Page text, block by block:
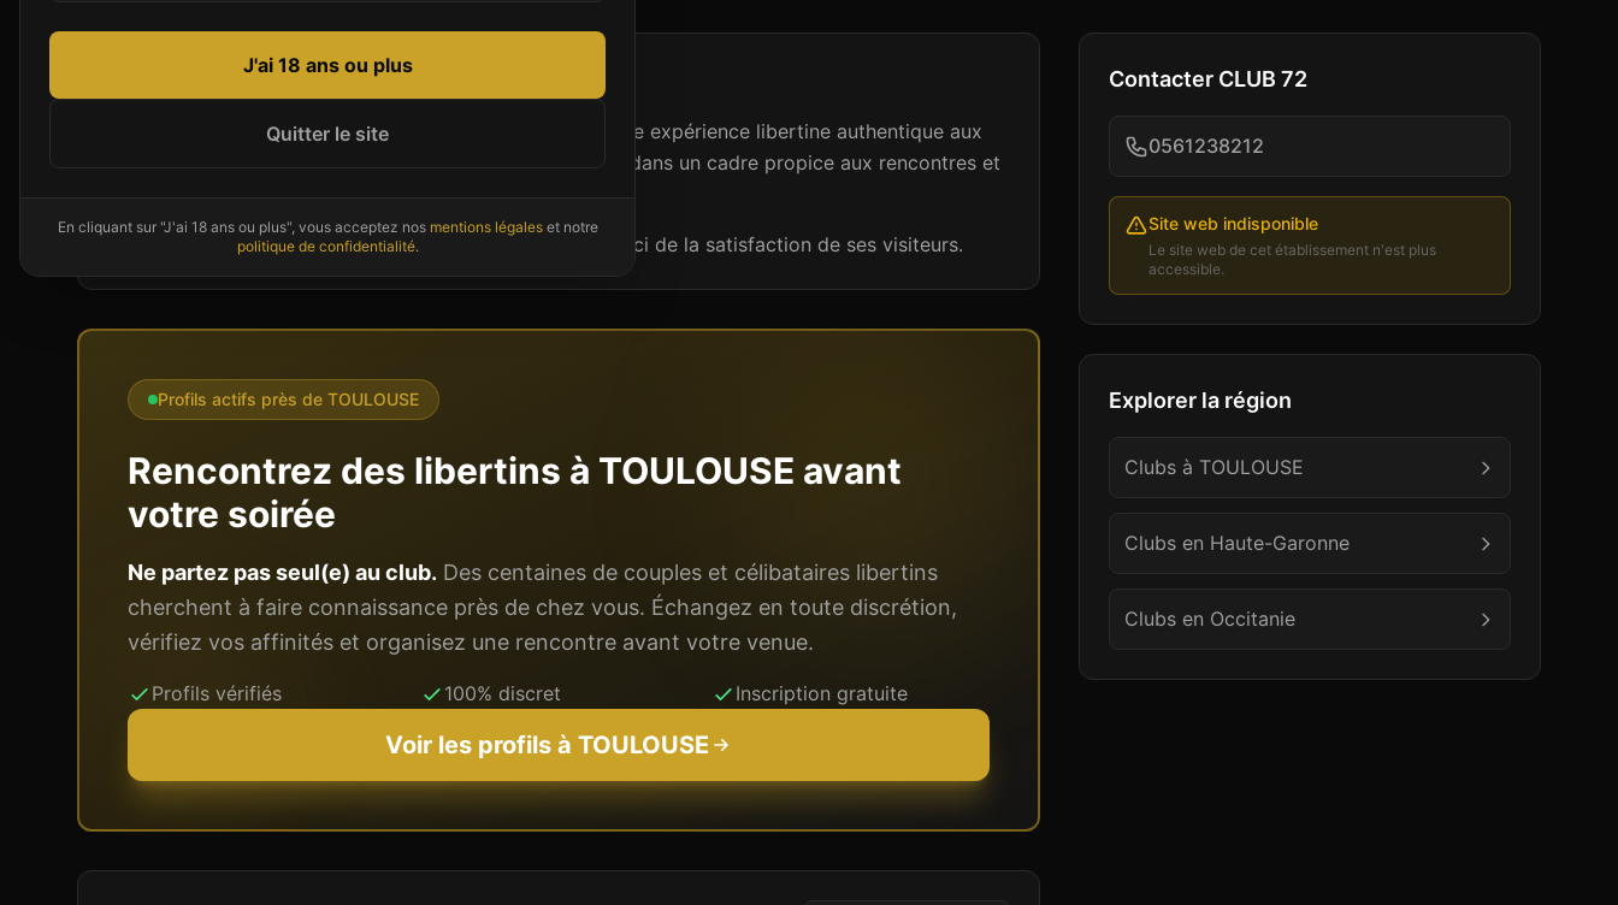
J'ai 18 ans ou plus
Quitter le site
En cliquant sur "J'ai 18 ans ou plus", vous acceptez nos mentions légales et notre
politique de confidentialité.
Présentation deCLUB 72
Implanté à TOULOUSE en Occitanie, CLUB 72 propose une expérience libertine authentique aux
couples et célibataires. Cet établissement vous accueille dans un cadre propice aux rencontres et
CLUB 72 se distingue par son ambiance sélect et son souci de la satisfaction de ses visiteurs.
Profils actifs près de TOULOUSE
Rencontrez des libertins à TOULOUSE avant
votre soirée
Ne partez pas seul(e) au club. Des centaines de couples et célibataires libertins
cherchent à faire connaissance près de chez vous. Échangez en toute discrétion,
vérifiez vos affinités et organisez une rencontre avant votre venue.
Profils vérifiés 100% discret Inscription gratuite
Voir les profils à TOULOUSE
Contacter CLUB 72
0561238212
Site web indisponible
Le site web de cet établissement n'est plus
accessible.
Explorer la région
Clubs à TOULOUSE
Clubs en Haute-Garonne
Clubs en Occitanie